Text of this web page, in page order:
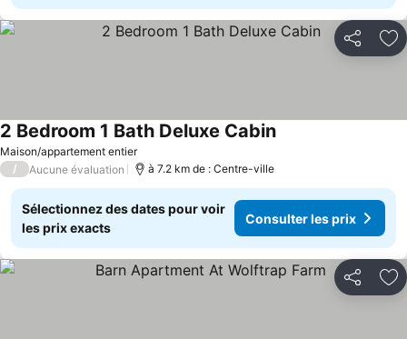
Partager
Maison/appartement entier
2 Bedroom 1 Bath Deluxe CabinConsulter les prix
/ Aucune évaluation à 7.2 km de : Centre-ville
Sélectionnez des dates pour voir
les prix exacts
Consulter les prix
Partager